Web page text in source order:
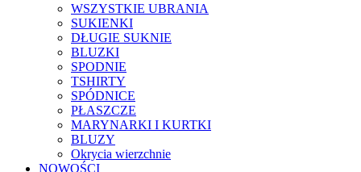
WSZYSTKIE UBRANIA
SUKIENKI
DŁUGIE SUKNIE
BLUZKI
SPODNIE
TSHIRTY
SPÓDNICE
PŁASZCZE
MARYNARKI I KURTKI
BLUZY
Okrycia wierzchnie
NOWOŚCI